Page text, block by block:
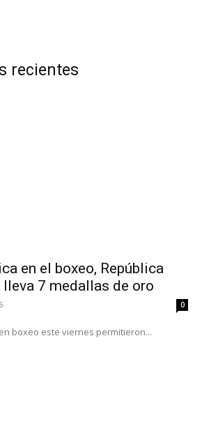
recientes
en el boxeo, República
7 medallas de oro
0
boxeo este viernes permitieron...